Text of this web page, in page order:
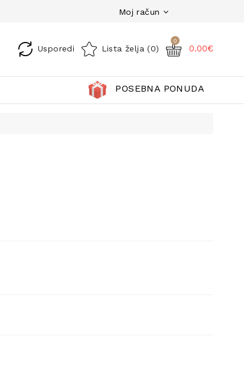
Moj račun
Usporedi Lista želja (0)
0
0.00€
POSEBNA PONUDA